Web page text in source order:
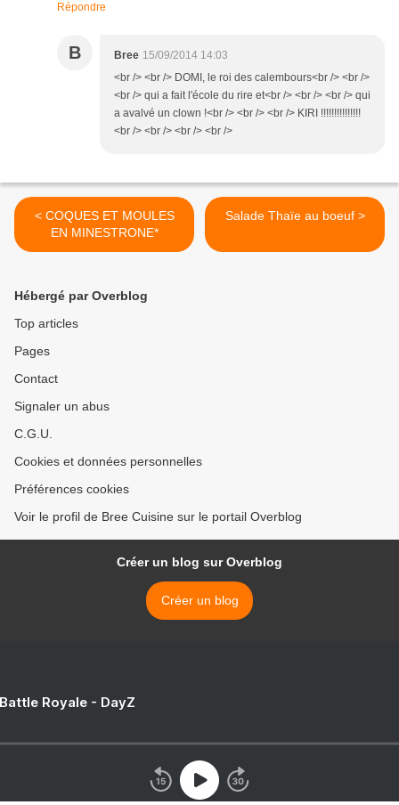
Répondre
B Bree 15/09/2014 14:03
<br /> <br /> DOMI, le roi des calembours<br /> <br />
<br /> qui a fait l'école du rire et<br /> <br /> <br /> qui
a avalvé un clown !<br /> <br /> <br /> KIRI !!!!!!!!!!!!!!!
<br /> <br /> <br /> <br />
< COQUES ET MOULES
EN MINESTRONE*
Salade Thaïe au boeuf >
Hébergé par Overblog
Top articles
Pages
Contact
Signaler un abus
C.G.U.
Cookies et données personnelles
Préférences cookies
Voir le profil de Bree Cuisine sur le portail Overblog
Créer un blog sur Overblog
Créer un blog
Royale - DayZ